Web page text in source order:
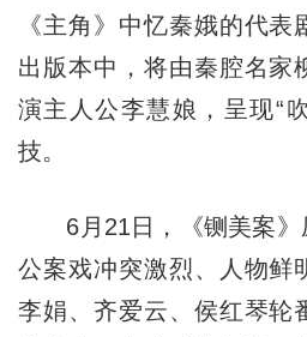
《主角》中忆秦娥的代
出版本中，将由秦腔名家
演主人公李慧娘，呈现“
技。
6月21日，《铡美案》
公案戏冲突激烈、人物鲜
李娟、齐爱云、侯红琴轮